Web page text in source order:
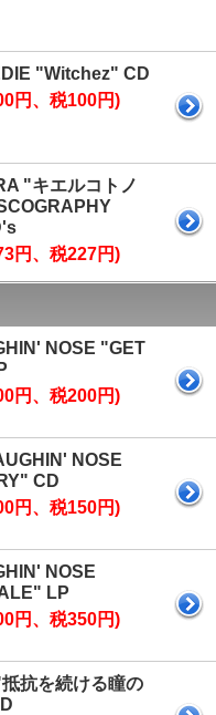
"Witchez" CD
円、税100円)
"キエルコトノ
円、税227円)
NOSE "GET
円、税200円)
NOSE
CD
円、税150円)
NOSE
LP
円、税350円)
抗を続ける瞳の